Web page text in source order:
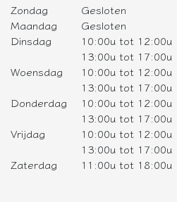
Zondag
Gesloten
Maandag
Gesloten
Dinsdag
10:00u tot 12:00u
13:00u tot 17:00u
Woensdag
10:00u tot 12:00u
13:00u tot 17:00u
Donderdag
10:00u tot 12:00u
13:00u tot 17:00u
Vrijdag
10:00u tot 12:00u
13:00u tot 17:00u
Zaterdag
11:00u tot 18:00u